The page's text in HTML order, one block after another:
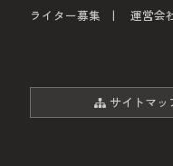
ライター募集 運営会
サイトマッ